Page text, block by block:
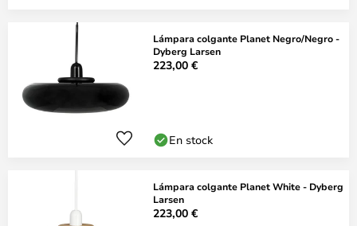
Lámpara colgante Planet Negro/Negro -
Dyberg Larsen
223,00 €
En stock
Lámpara colgante Planet White - Dyberg
Larsen
223,00 €